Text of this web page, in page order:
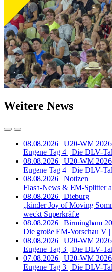
Weitere News
08.08.2026 | U20-WM 2026
Eugene Tag 4 | Die DLV-
08.08.2026 | U20-WM 2026
Eugene Tag 4 | Die DLV-
08.08.2026 | Notizen
Flash-News & EM-Splitter
08.08.2026 | Dieburg
„kinder Joy of Moving
weckt Superkräfte
08.08.2026 | Birmingham
Die große EM-Vorschau V |
08.08.2026 | U20-WM 2026
Eugene Tag 3 | Die DLV-
07.08.2026 | U20-WM 2026
Eugene Tag 3 | Die DLV-